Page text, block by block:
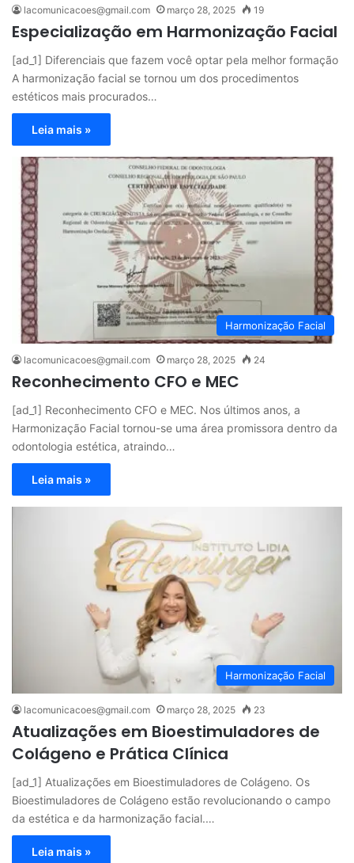
lacomunicacoes@gmail.com março 28, 2025 19
Especialização em Harmonização Facial
[ad_1] Diferenciais que fazem você optar pela melhor formação
A harmonização facial se tornou um dos procedimentos
estéticos mais procurados…
Leia mais »
Harmonização Facial
lacomunicacoes@gmail.com março 28, 2025 24
Reconhecimento CFO e MEC
[ad_1] Reconhecimento CFO e MEC. Nos últimos anos, a
Harmonização Facial tornou-se uma área promissora dentro da
odontologia estética, atraindo…
Leia mais »
Harmonização Facial
lacomunicacoes@gmail.com março 28, 2025 23
Atualizações em Bioestimuladores de
Colágeno e Prática Clínica
[ad_1] Atualizações em Bioestimuladores de Colágeno. Os
Bioestimuladores de Colágeno estão revolucionando o campo
da estética e da harmonização facial.…
Leia mais »